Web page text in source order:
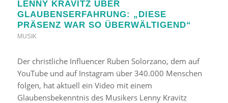
LENNY KRAVITZ ÜBER
GLAUBENSERFAHRUNG: „DIESE
PRÄSENZ WAR SO ÜBERWÄLTIGEND“
MUSIK
Der christliche Influencer Ruben Solorzano, dem auf
YouTube und auf Instagram über 340.000 Menschen
folgen, hat aktuell ein Video mit einem
Glaubensbekenntnis des Musikers Lenny Kravitz